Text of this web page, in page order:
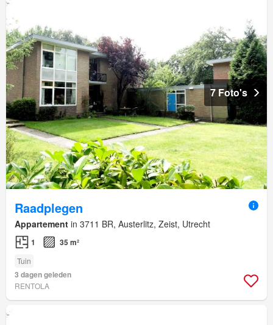
7 Foto's
Raadplegen
Appartement in 3711 BR, Austerlitz, Zeist, Utrecht
1 35 m²
Tuin
3 dagen geleden
RENTOLA